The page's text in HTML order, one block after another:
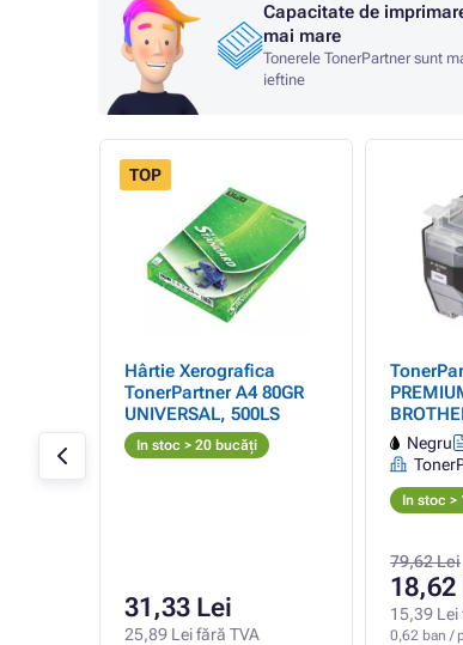
Capacitate de
mai mare
Tonerele TonerPartner sunt
ieftine
TOP
Hârtie Xerografica
TonerPartner A4 80GR
UNIVERSAL, 500LS
In stoc > 20 bucăți
31,33 Lei
25,89 Lei fără TVA
(negru)
Negru
In stoc >
79,62 Lei
18,62
15,39 Lei
0,62 ban /